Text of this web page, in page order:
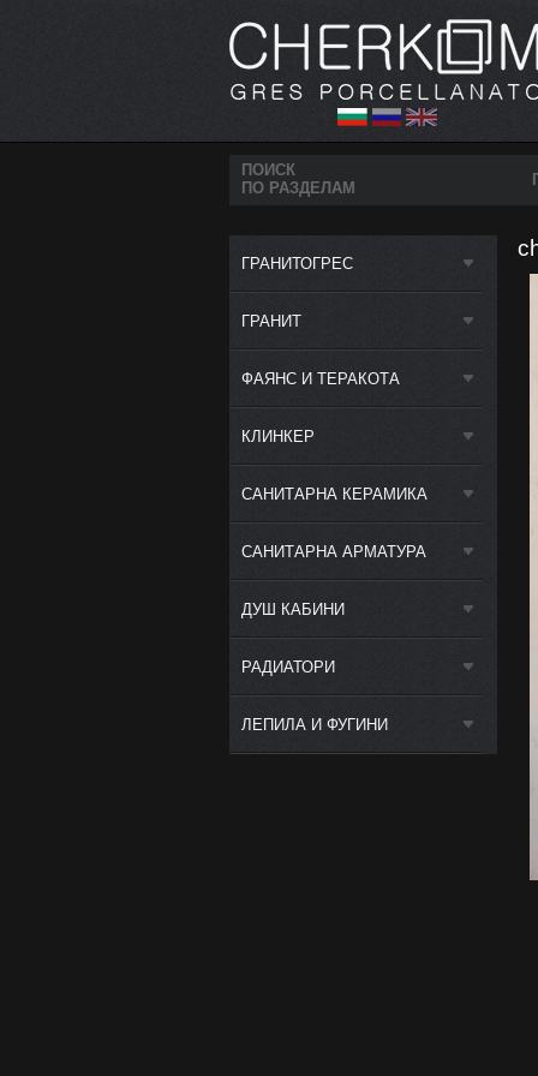
ПОИСК
ПО РАЗДЕЛАМ
ГРАНИТОГРЕС
ГРАНИТ
ФАЯНС И ТЕРАКОТА
КЛИНКЕР
САНИТАРНА КЕРАМИКА
САНИТАРНА АРМАТУРА
ДУШ КАБИНИ
РАДИАТОРИ
ЛЕПИЛА И ФУГИНИ